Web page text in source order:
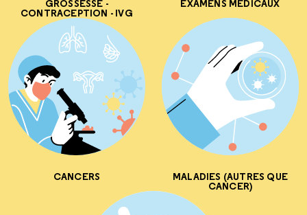
GROSSESSE -
CONTRACEPTION - IVG
EXAMENS MÉDICAUX
CANCERS MALADIES (AUTRES QUE
CANCER)